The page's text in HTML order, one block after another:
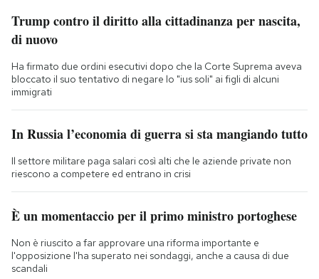
Trump contro il diritto alla cittadinanza per nascita,
di nuovo
Ha firmato due ordini esecutivi dopo che la Corte Suprema aveva
bloccato il suo tentativo di negare lo "ius soli" ai figli di alcuni
immigrati
In Russia l’economia di guerra si sta mangiando tutto
Il settore militare paga salari così alti che le aziende private non
riescono a competere ed entrano in crisi
È un momentaccio per il primo ministro portoghese
Non è riuscito a far approvare una riforma importante e
l'opposizione l'ha superato nei sondaggi, anche a causa di due
scandali